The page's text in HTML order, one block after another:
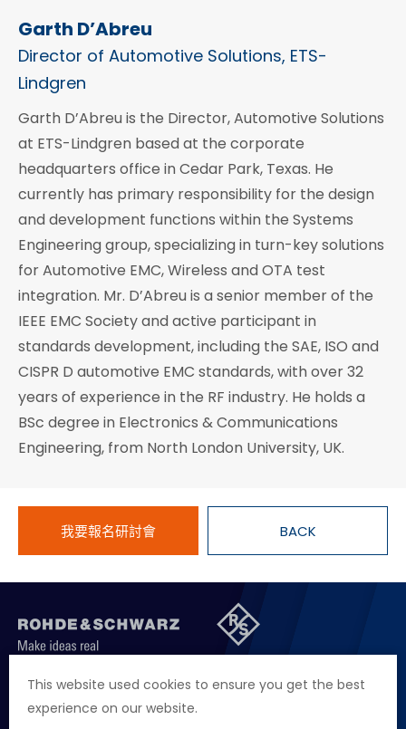
This website used cookies to ensure you get the best
experience on our website.
Garth D’Abreu
Director of Automotive Solutions, ETS-
Lindgren
Garth D’Abreu is the Director, Automotive Solutions
at ETS-Lindgren based at the corporate
headquarters office in Cedar Park, Texas. He
currently has primary responsibility for the design
and development functions within the Systems
Engineering group, specializing in turn-key solutions
for Automotive EMC, Wireless and OTA test
integration. Mr. D’Abreu is a senior member of the
IEEE EMC Society and active participant in
standards development, including the SAE, ISO and
CISPR D automotive EMC standards, with over 32
years of experience in the RF industry. He holds a
BSc degree in Electronics & Communications
Engineering, from North London University, UK.
我要報名研討會 BACK
聯絡我們 徵才資訊 隱私權政策 網站聲明
地址
台北市114內湖區堤頂大道二段89號4樓